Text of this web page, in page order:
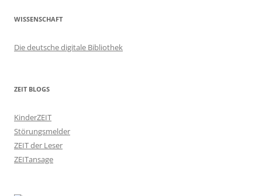
WISSENSCHAFT
Die deutsche digitale Bibliothek
ZEIT BLOGS
KinderZEIT
Störungsmelder
ZEIT der Leser
ZEITansage